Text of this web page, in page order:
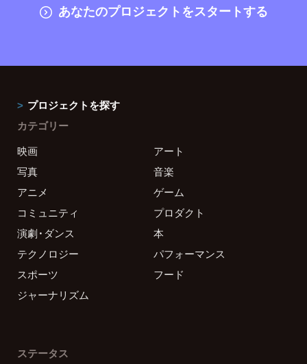
あなたのプロジェクトをスタートする
プロジェクトを探す
カテゴリー
映画
アート
写真
音楽
アニメ
ゲーム
コミュニティ
プロダクト
演劇・ダンス
本
テクノロジー
パフォーマンス
スポーツ
フード
ジャーナリズム
ステータス